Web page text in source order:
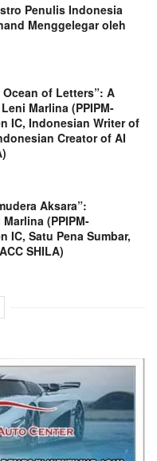
Penulis Indonesia
Menggelegar oleh
Ocean of Letters”: A
Marlina (PPIPM-
IC, Indonesian Writer of
Creator of AI
Aksara”:
(PPIPM-
IC, Satu Pena Sumbar,
SHILA)